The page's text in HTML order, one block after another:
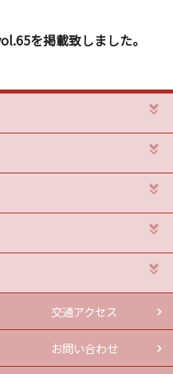
を掲載致しました。
交通アクセス
お問い合わせ